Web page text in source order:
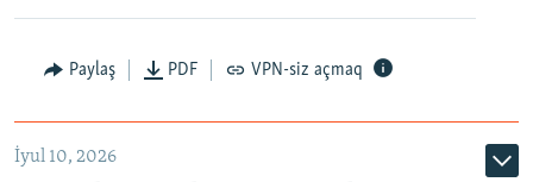
Paylaş PDF VPN-siz açmaq
İyul 10, 2026